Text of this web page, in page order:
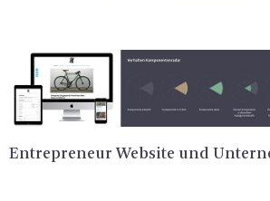
En­tre­pre­neur Web­site und